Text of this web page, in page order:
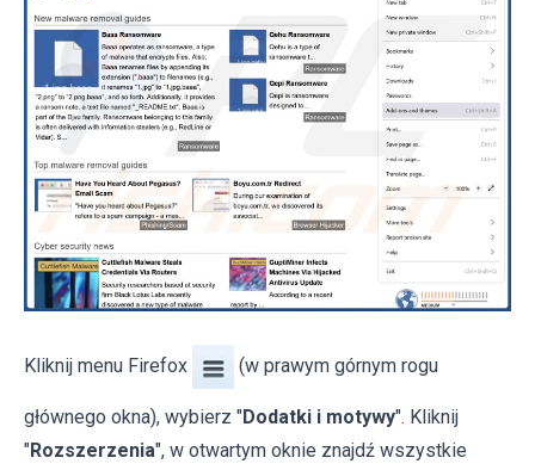
Kliknij menu Firefox (w prawym górnym rogu
głównego okna), wybierz "Dodatki i motywy". Kliknij
"Rozszerzenia", w otwartym oknie znajdź wszystkie